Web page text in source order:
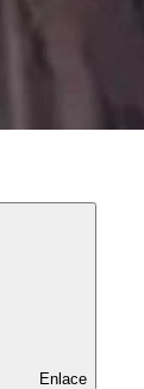
Enlace